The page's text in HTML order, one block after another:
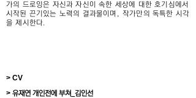
가의 드로잉은 자신과 자신이 속한 세상에 대한 호기심에서
시작된 끈기있는 노력의 결과물이며, 작가만의 독특한 시각
을 제시한다.
> CV
> 유재연 개인전에 부쳐_김인선